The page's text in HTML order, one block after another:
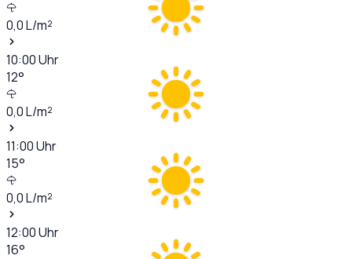
0,0L/m²
10:00Uhr
12°
0,0L/m²
11:00Uhr
15°
0,0L/m²
12:00Uhr
16°